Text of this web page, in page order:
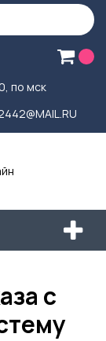
по мск
с